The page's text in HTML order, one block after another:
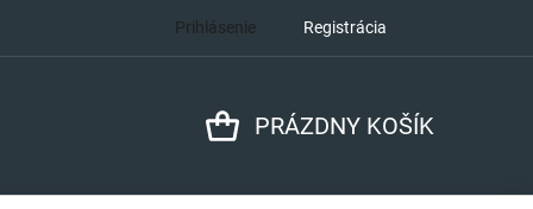
Prihlásenie Registrácia
PRÁZDNY KOŠÍK